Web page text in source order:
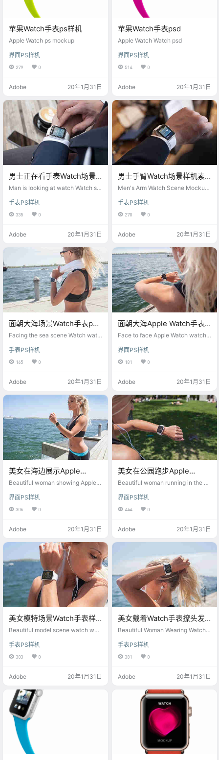
苹果Watch手表ps样机
Apple Watch ps mockup
界面PS样机
279 0
Adobe 20年1月31日
苹果Watch手表psd
Apple Watch Watch psd
界面PS样机
514 0
Adobe 20年1月31日
男士正在看手表Watch场景
ps样机
Man is looking at watch Watch sc
手表PS样机
335 0
Adobe 20年1月31日
男士手臂Watch场景样机素
材
Men's Arm Watch Scene Mockup
手表PS样机
270 0
Adobe 20年1月31日
面朝大海场景Watch手表psd
智能样机
Facing the sea scene Watch watc
手表PS样机
165 0
Adobe 20年1月31日
面朝大海Apple Watch手表
ps样机
Face to face Apple Watch watch p
界面PS样机
181 0
Adobe 20年1月31日
美女在海边展示Apple
Watch手表样机
Beautiful woman showing Apple
h
界面PS样机
306 0
Adobe 20年1月31日
美女在公园跑步Apple
Watch手表psd样机
Beautiful woman running in the pa
ockup
界面PS样机
444 0
Adobe 20年1月31日
美女模特场景Watch手表样
机素材
Beautiful model scene watch wat
手表PS样机
303 0
Adobe 20年1月31日
美女戴着Watch手表撩头发
psd样机
Beautiful Woman Wearing Watch
手表PS样机
381 0
Adobe 20年1月31日